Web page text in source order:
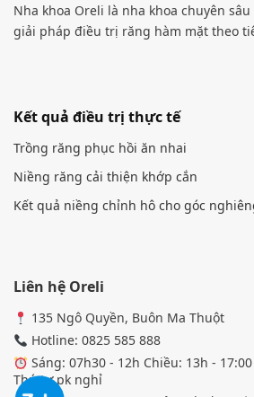
Nha khoa Oreli là nha khoa chuyên
giải pháp điều trị răng hàm mặt theo
Kết quả điều trị thực tế
Trồng răng phục hồi ăn nhai
Niềng răng cải thiện khớp cắn
Kết quả niềng chỉnh hô cho góc
Liên hệ Oreli
135 Ngô Quyền, Buôn Ma Thuột
Hotline: 0825 585 888
Sáng: 07h30 - 12h Chiều: 13h - 17:00
Thứ tư pk nghỉ